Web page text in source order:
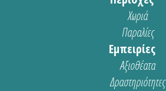
Χωριά
Παραλίες
Εμπειρίες
Αξιοθέατα
Δραστηριότητες